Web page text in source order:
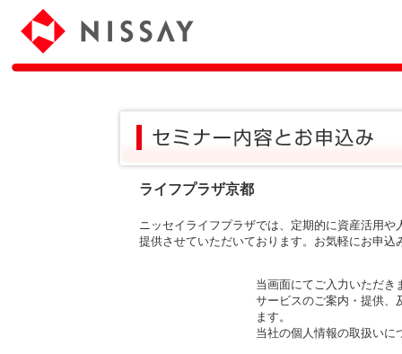
ライフプラザ京都
ニッセイライフプラザでは、定期的に資産活用
提供させていただいております。お気軽にお申込
当画面にてご入力いただき
サービスのご案内・提供、
ます。
当社の個人情報の取扱いに